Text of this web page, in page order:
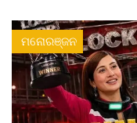
ମନୋରଞ୍ଜନ